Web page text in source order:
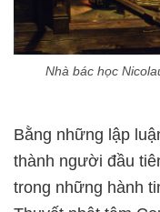
Nhà bác học
Bằng những lập
thành người đầu
trong những hành